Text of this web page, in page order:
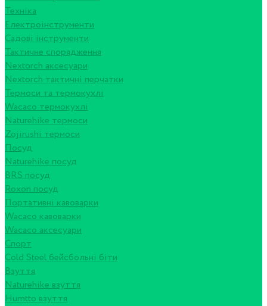
Техніка
Електроінструменти
Садові інструменти
Тактичне спорядження
Nextorch аксесуари
Nextorch тактичні перчатки
Термоси та термокухлі
Wacaco термокухлі
Naturehike термоси
Zojirushi термоси
Посуд
Naturehike посуд
BRS посуд
Roxon посуд
Портативні кавоварки
Wacaco кавоварки
Wacaco аксесуари
Спорт
Cold Steel бейсбольні біти
Взуття
Naturehike взуття
Humtto взуття